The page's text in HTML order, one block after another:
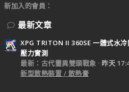
新加入的會員
最新文章
XPG TRITON II 360SE 一體式水
壓力實測
最新：古代靈異雙頭戰象
昨天
新型散熱裝置 / 散熱膏